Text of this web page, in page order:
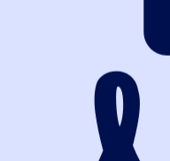
Власюк Евгения
закупочных
контролю тендеров
экспертных статей в
(«Госзаказ...